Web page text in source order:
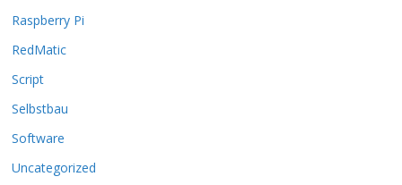
u
k
s
i
t
g
Raspberry Pi
RedMatic
Script
Selbstbau
Software
Uncategorized